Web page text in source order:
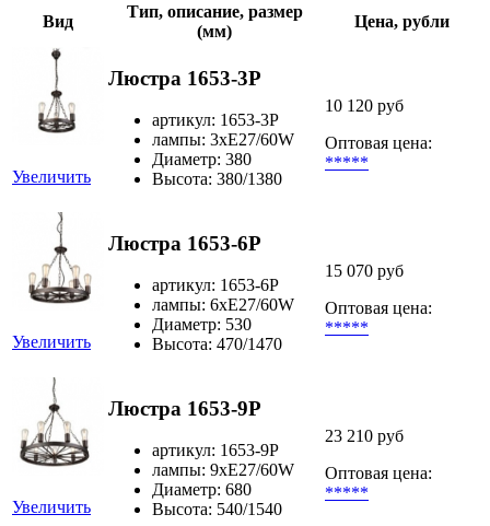
Вид
Тип, описание, размер
(мм)
Цена, рубли
Увеличить
Люстра 1653-3P
артикул: 1653-3P
лампы: 3хE27/60W
Диаметр: 380
Высота: 380/1380
10 120 руб
Оптовая цена:
*****
Увеличить
Люстра 1653-6P
артикул: 1653-6P
лампы: 6хE27/60W
Диаметр: 530
Высота: 470/1470
15 070 руб
Оптовая цена:
*****
Увеличить
Люстра 1653-9P
артикул: 1653-9P
лампы: 9хE27/60W
Диаметр: 680
Высота: 540/1540
23 210 руб
Оптовая цена:
*****